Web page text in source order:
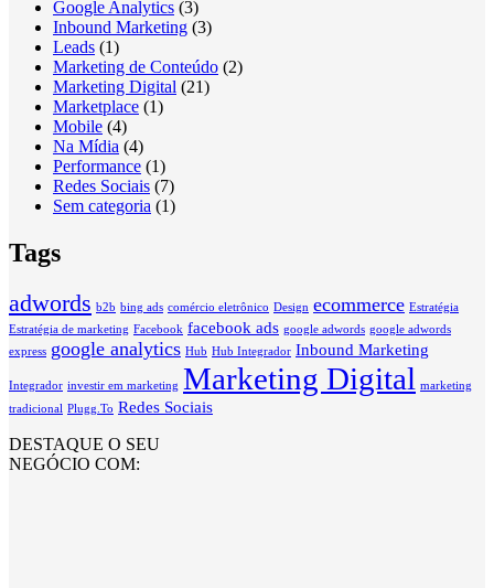
Google Analytics (3)
Inbound Marketing (3)
Leads (1)
Marketing de Conteúdo (2)
Marketing Digital (21)
Marketplace (1)
Mobile (4)
Na Mídia (4)
Performance (1)
Redes Sociais (7)
Sem categoria (1)
Tags
adwords b2b bing ads comércio eletrônico Design ecommerce Estratégia
Estratégia de marketing Facebook facebook ads google adwords google adwords
express google analytics Hub Hub Integrador Inbound Marketing
Integrador investir em marketing Marketing Digital marketing
tradicional Plugg.To Redes Sociais
DESTAQUE O SEU
NEGÓCIO COM: